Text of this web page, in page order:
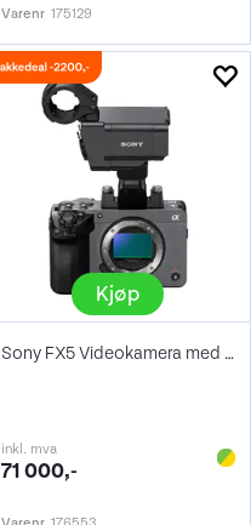
Varenr 175129
Kjøp
Sony FX5 Videokamera med XLR-grep
inkl. mva
71 000,-